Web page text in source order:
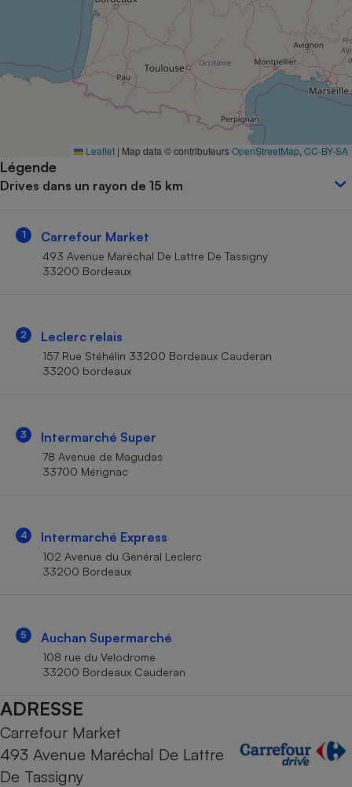
Leaflet | Map data © contributeursOpenStreetMap CC-BY-SA
Légende
Drives dans un rayon de 15 km
1 Carrefour Market
493 Avenue Maréchal De Lattre De Tassigny
33200 Bordeaux
2 Leclerc relais
157 Rue Stéhélin 33200 Bordeaux Cauderan
33200 bordeaux
3 Intermarché Super
78 Avenue de Magudas
33700 Mérignac
4 Intermarché Express
102 Avenue du Général Leclerc
33200 Bordeaux
5 Auchan Supermarché
108 rue du Velodrome
33200 Bordeaux Cauderan
ADRESSE
Carrefour Market
493 Avenue Maréchal De Lattre
De Tassigny
Complément
alimentaire
Assurance emprunteur
Banque
Petit électroménager -
Téléphone mobile -
Matelas
Mutuelle